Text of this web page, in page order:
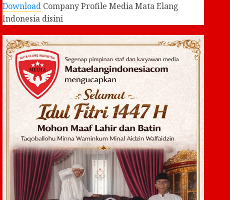
DownloadCompany Profile Media Mata Elang
Indonesia disini